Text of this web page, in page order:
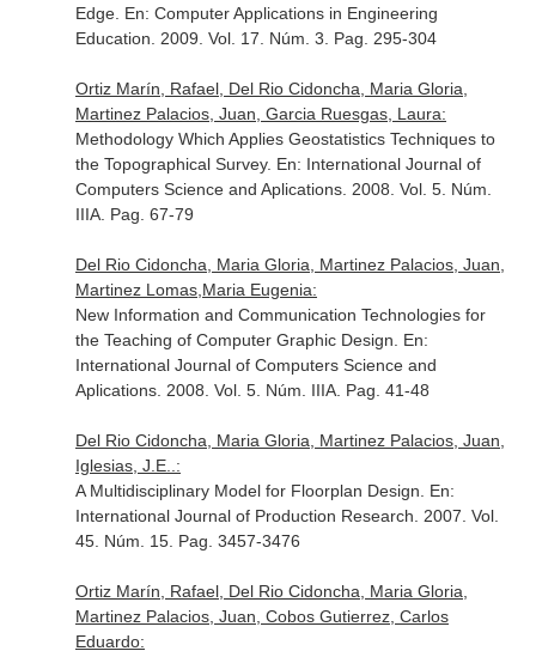
Edge. En: Computer Applications in Engineering
Education . 2009. Vol. 17. Núm. 3. Pag. 295-304
Ortiz Marín, Rafael, Del Rio Cidoncha, Maria Gloria,
Martinez Palacios, Juan, Garcia Ruesgas, Laura:
Methodology Which Applies Geostatistics Techniques to
the Topographical Survey. En: International Journal of
Computers Science and Aplications. 2008. Vol. 5. Núm.
IIIA. Pag. 67-79
Del Rio Cidoncha, Maria Gloria, Martinez Palacios, Juan,
Martinez Lomas,Maria Eugenia:
New Information and Communication Technologies for
the Teaching of Computer Graphic Design. En:
International Journal of Computers Science and
Aplications. 2008. Vol. 5. Núm. IIIA. Pag. 41-48
Del Rio Cidoncha, Maria Gloria, Martinez Palacios, Juan,
Iglesias, J.E..:
A Multidisciplinary Model for Floorplan Design. En:
International Journal of Production Research . 2007. Vol.
45. Núm. 15. Pag. 3457-3476
Ortiz Marín, Rafael, Del Rio Cidoncha, Maria Gloria,
Martinez Palacios, Juan, Cobos Gutierrez, Carlos
Eduardo: